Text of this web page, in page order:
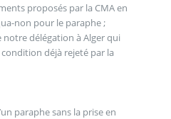
proposés par la CMA en
non pour le paraphe ;
délégation à Alger qui
déjà rejeté par la
paraphe sans la prise en